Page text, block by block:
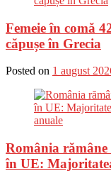
Femeie în comă
căpușe în Grecia
Posted on 1 august
România
în UE: